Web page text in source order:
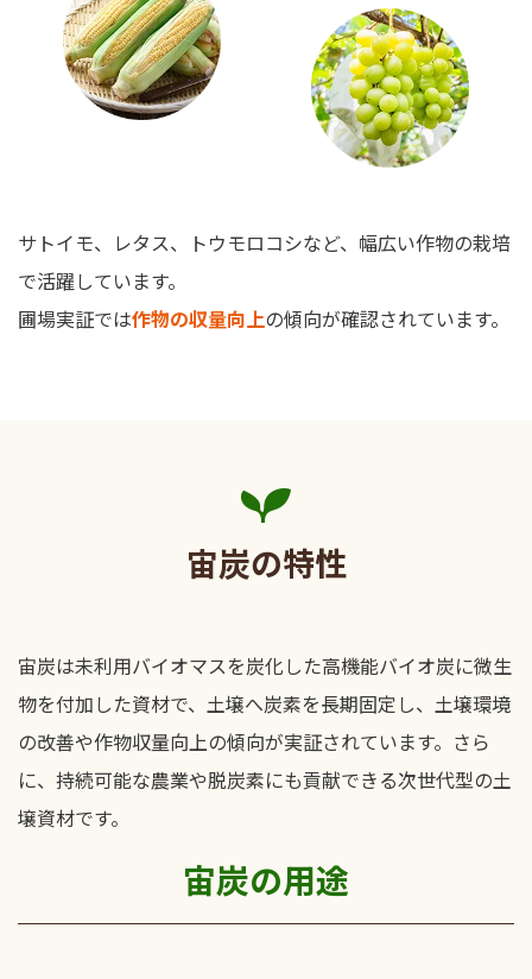
サトイモ、レタス、トウモロコシなど、幅広い作物の栽培
で活躍しています。
圃場実証では作物の収量向上の傾向が確認されています。
宙炭の特性
宙炭は未利用バイオマスを炭化した高機能バイオ炭に微生
物を付加した資材で、土壌へ炭素を長期固定し、土壌環境
の改善や作物収量向上の傾向が実証されています。さら
に、持続可能な農業や脱炭素にも貢献できる次世代型の土
壌資材です。
宙炭の用途